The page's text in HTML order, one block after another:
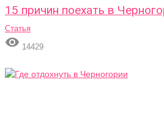
15 причин поехать в
Статья
 14429